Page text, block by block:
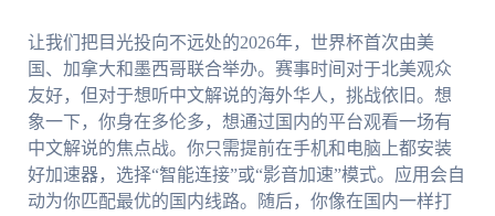
让我们把目光投向不远处的2026年，世界杯首次由美
国、加拿大和墨西哥联合举办。赛事时间对于北美观众
友好，但对于想听中文解说的海外华人，挑战依旧。想
象一下，你身在多伦多，想通过国内的平台观看一场有
中文解说的焦点战。你只需提前在手机和电脑上都安装
好加速器，选择“智能连接”或“影音加速”模式。应用会自
动为你匹配最优的国内线路。随后，你像在国内一样打